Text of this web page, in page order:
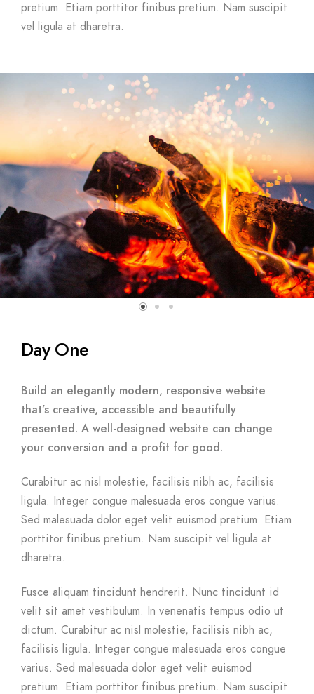
pretium. Etiam porttitor finibus pretium. Nam suscipit
vel ligula at dharetra.
Day One
Build an elegantly modern, responsive website
that’s creative, accessible and beautifully
presented. A well-designed website can change
your conversion and a profit for good.
Curabitur ac nisl molestie, facilisis nibh ac, facilisis
ligula. Integer congue malesuada eros congue varius.
Sed malesuada dolor eget velit euismod pretium. Etiam
porttitor finibus pretium. Nam suscipit vel ligula at
dharetra.
Fusce aliquam tincidunt hendrerit. Nunc tincidunt id
velit sit amet vestibulum. In venenatis tempus odio ut
dictum. Curabitur ac nisl molestie, facilisis nibh ac,
facilisis ligula. Integer congue malesuada eros congue
varius. Sed malesuada dolor eget velit euismod
pretium. Etiam porttitor finibus pretium. Nam suscipit